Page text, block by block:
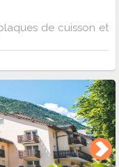
de cuisson et